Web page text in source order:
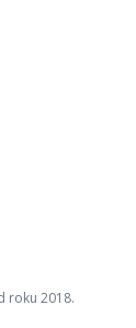
roku 2018.